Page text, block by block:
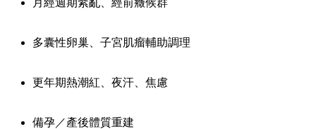
多囊性卵巢、子宮肌瘤輔助調理
更年期熱潮紅、夜汗、焦慮
備孕／產後體質重建